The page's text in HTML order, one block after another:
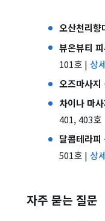
오산천리향
뷰온뷰티
101호 | 상
오즈마사지
차이나 마
401, 403호
달콤테라피
501호 | 상
자주 묻는 질문